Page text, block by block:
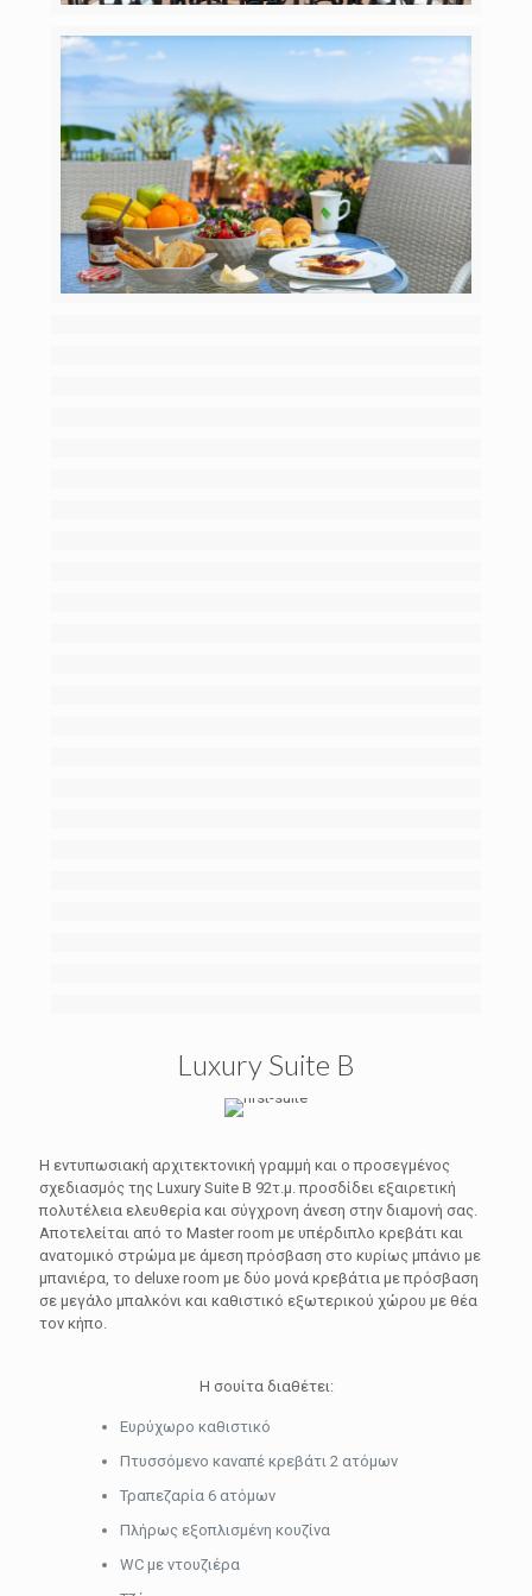
Luxury Suite B
Η εντυπωσιακή αρχιτεκτονική γραμμή και ο προσεγμένος
σχεδιασμός της Luxury Suite B 92τ.μ. προσδίδει εξαιρετική
πολυτέλεια ελευθερία και σύγχρονη άνεση στην διαμονή σας.
Αποτελείται από το Master room με υπέρδιπλο κρεβάτι και
ανατομικό στρώμα με άμεση πρόσβαση στο κυρίως μπάνιο με
μπανιέρα, το deluxe room με δύο μονά κρεβάτια με πρόσβαση
σε μεγάλο μπαλκόνι και καθιστικό εξωτερικού χώρου με θέα
τον κήπο.
Η σουίτα διαθέτει:
Ευρύχωρο καθιστικό
Πτυσσόμενο καναπέ κρεβάτι 2 ατόμων
Τραπεζαρία 6 ατόμων
Πλήρως εξοπλισμένη κουζίνα
WC με ντουζιέρα